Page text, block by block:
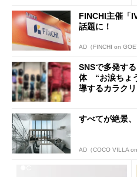
FINCHI主催「
話題に！
AD（FINCHI on
SNSで多発す
体 “お涙ちょ
導するカラクリ
すべてが絶景
AD（COCO VILLA on